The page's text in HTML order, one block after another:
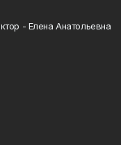
- Елена Анатольевна